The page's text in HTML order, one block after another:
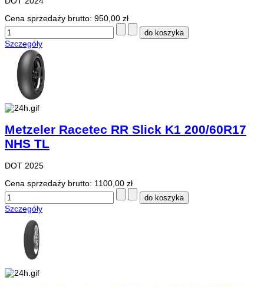
Cena sprzedaży brutto: 950,00 zł
Szczegóły
Metzeler Racetec RR Slick K1 200/60R17
NHS TL
DOT 2025
Cena sprzedaży brutto: 1100,00 zł
Szczegóły